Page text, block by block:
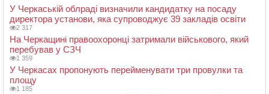
У Черкаській облраді визначили кандидатку на посаду
директора установи, яка супроводжує 39 закладів освіти
2 317
На Черкащині правоохоронці затримали військового, який
перебував у СЗЧ
1 359
У Черкасах пропонують перейменувати три провулки та
площу
1 185